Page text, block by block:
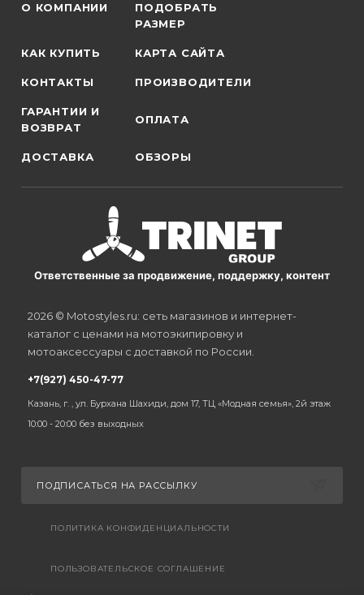
О КОМПАНИИ
ПОДОБРАТЬ
РАЗМЕР
КАК КУПИТЬ КАРТА САЙТА
КОНТАКТЫ ПРОИЗВОДИТЕЛИ
ГАРАНТИИ И
ВОЗВРАТ
ОПЛАТА
ДОСТАВКА ОБЗОРЫ
Ответственные за продвижение, поддержку, контент
2026 © Motostyles.ru: сеть магазинов и интернет-
каталог с ценами на мотоэкипировку и
мотоаксессуары с доставкой по России.
+7(927) 450-47-77
Казань, г. , ул. Бурхана Шахиди, дом 17, ТЦ «Модная семья», 2й этаж
10:00 - 20:00 без выходных
ПОДПИСАТЬСЯ НА РАССЫЛКУ
ПОЛИТИКА КОНФИДЕНЦИАЛЬНОСТИ
ПОЛЬЗОВАТЕЛЬСКОЕ СОГЛАШЕНИЕ